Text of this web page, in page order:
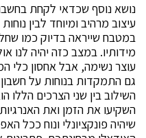
נושא נוסף שכדאי לקחת
עיצוב מרהיב ומיוחד לבין
במטבח שייראה בדיוק כמו
מידותיו. במצב כזה יהיה לנו
עוצר נשימה, אבל אחסון כלי
גם התמקדות בנוחות על
השילוב בין שני הצרכים
השקיעו את הזמן ואת
שיהיה פונקציונלי ונוח ככל